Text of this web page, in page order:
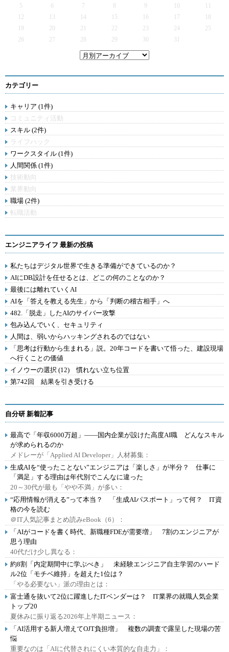
5
6 7 9
12
13 14 15 16 17
19
20 21 22 23 24
25
26
27 28 29 30 31
カテゴリー
キャリア (1件)
コミュニティ活動
スキル (2件)
ライフハック
ワークスタイル (1件)
人間関係 (1件)
技術動向
業界動向
職場 (2件)
転職活動
エンジニアライフ 最新の投稿
私たちはデジタル世界で生きる準備ができているのか？
AIにDB設計を任せるとは、どこの何のことなのか？
最後には離れていくAI
AIを「答えを教える先生」から「判断の稽古相手」へ
482.「脱走」したAIのサイバー攻撃
包み込んでいく、セキュリティ
人間は、弱いからハッキングされるのではない
「思考は行動から生まれる」説。20年コードを書いて悟った、建設現場
へ行くことの価値
イノウーの選択 (12) 慣れない立ち位置
第742回 結果を引き受ける
自分研 新着記事
最高で「年収6000万超」――国内企業が設けた高度AI職 どんなスキル
が求められるのか
メドレーが「Applied AI Developer」人材募集：
生成AIを“使ったことない”エンジニアは「楽しさ」が半分？ 仕事に
「満足」する理由は年代別でこんなに違った
20～30代が最も「やや不満」が多い：
“応用情報が消える”って本当？ 「生成AIパスポート」って何？ IT資
格の今を読む
＠IT人気記事まとめ読みeBook（6）：
「AIがコードを書く時代、新職種FDEが需要増」 7割のエンジニアが
思う理由
40代だけ少し異なる：
約8割「内定期間中に学ぶべき」 未経験エンジニア自主学習のハード
ル2位「モチベ維持」を超えた1位は？
「やる必要ない」派の理由とは：
富士通を抜いて2位に躍進したITベンダーは？ IT業界の就職人気企業
トップ20
夏休みに振り返る2026年上半期ニュース：
「AI活用する新人増えてOJT負担増」 複数の調査で露呈した現場の苦
悩
重要なのは「AIに代替されにくい本質的な自走力」：